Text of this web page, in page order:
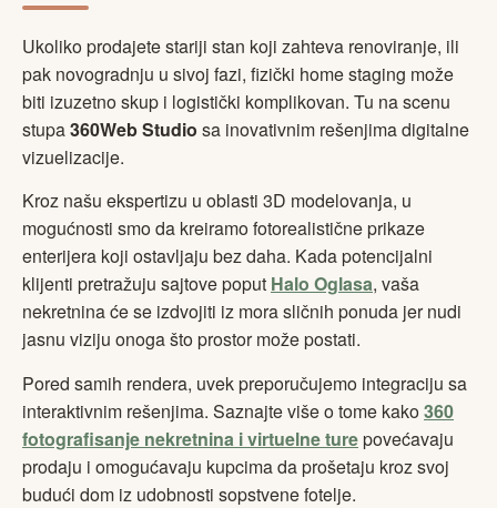
Ukoliko prodajete stariji stan koji zahteva renoviranje, ili
pak novogradnju u sivoj fazi, fizički home staging može
biti izuzetno skup i logistički komplikovan. Tu na scenu
stupa360Web Studio sa inovativnim rešenjima digitalne
vizuelizacije.
Kroz našu ekspertizu u oblasti 3D modelovanja, u
mogućnosti smo da kreiramo fotorealistične prikaze
enterijera koji ostavljaju bez daha. Kada potencijalni
klijenti pretražuju sajtove poput Halo Oglasa, vaša
nekretnina će se izdvojiti iz mora sličnih ponuda jer nudi
jasnu viziju onoga što prostor može postati.
Pored samih rendera, uvek preporučujemo integraciju sa
interaktivnim rešenjima. Saznajte više o tome kako360
fotografisanje nekretnina i virtuelne turepovećavaju
prodaju i omogućavaju kupcima da prošetaju kroz svoj
budući dom iz udobnosti sopstvene fotelje.